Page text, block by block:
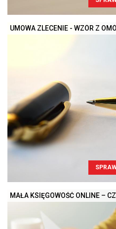
UMOWA ZLECENIE - WZÓR Z
MAŁA KSIĘGOWOŚĆ ONLINE –